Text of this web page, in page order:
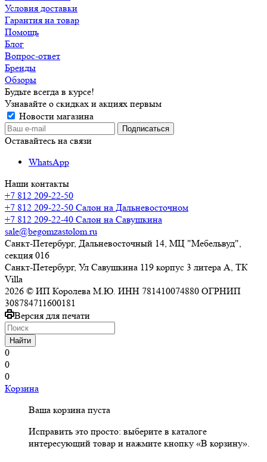
Условия доставки
Гарантия на товар
Помощь
Блог
Вопрос-ответ
Бренды
Обзоры
Будьте всегда в курсе!
Узнавайте о скидках и акциях первым
Новости магазина
Оставайтесь на связи
WhatsApp
Наши контакты
+7 812 209-22-50
+7 812 209-22-50 Салон на Дальневосточном
+7 812 209-22-40 Салон на Савушкина
sale@begomzastolom.ru
Санкт-Петербург, Дальневосточный 14, МЦ "Мебельвуд",
секция 016
Санкт-Петербург, Ул Савушкина 119 корпус 3 литера А, ТК
Villa
2026 © ИП Королева М.Ю. ИНН 781410074880 ОГРНИП
308784711600181
Версия для печати
Найти
0
0
0
Корзина
Ваша корзина пуста
Исправить это просто: выберите в каталоге
интересующий товар и нажмите кнопку «В корзину».